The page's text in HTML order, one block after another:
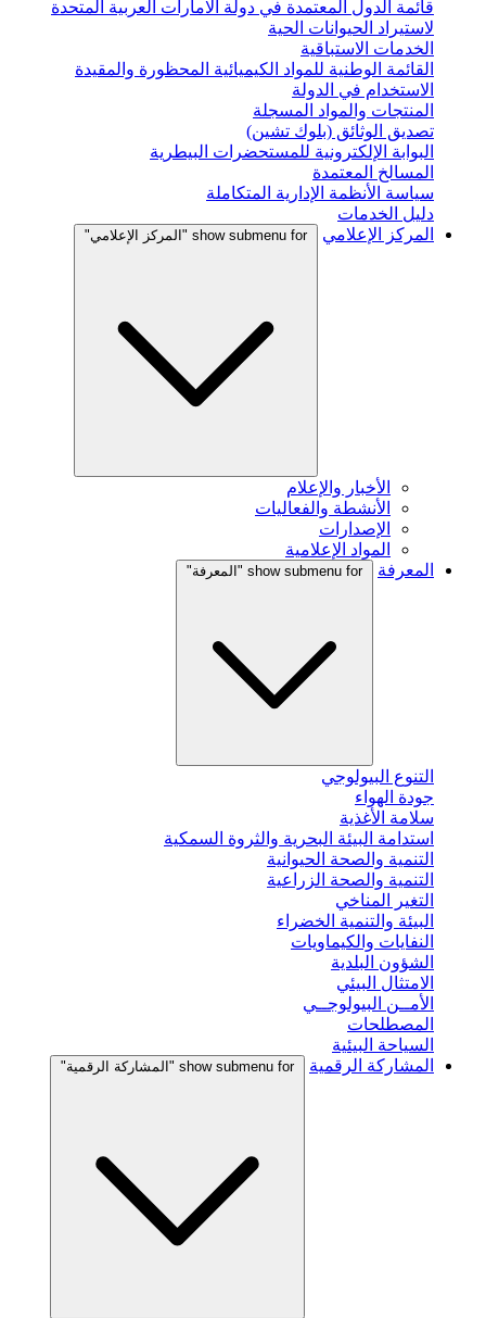
قائمة الدول المعتمدة في دولة الامارات العربية المتحدة
لاستيراد الحيوانات الحية
الخدمات الاستباقية
القائمة الوطنية للمواد الكيميائية المحظورة والمقيدة
الاستخدام في الدولة
المنتجات والمواد المسجلة
تصديق الوثائق (بلوك تشين)
البوابة الإلكترونية للمستحضرات البيطرية
المسالخ المعتمدة
سياسة الأنظمة الإدارية المتكاملة
دليل الخدمات
المركز الإعلامي
show submenu for "المركز الإعلامي"
الأخبار والإعلام
الأنشطة والفعاليات
الإصدارات
المواد الإعلامية
المعرفة
show submenu for "المعرفة"
التنوع البيولوجي
جودة الهواء
سلامة الأغذية
استدامة البيئة البحرية والثروة السمكية
التنمية والصحة الحيوانية
التنمية والصحة الزراعية
التغير المناخي
البيئة والتنمية الخضراء
النفايات والكيماويات
الشؤون البلدية
الامتثال البيئي
الأمــن البيولوجــي
المصطلحات
السياحة البيئية
المشاركة الرقمية
show submenu for "المشاركة الرقمية"